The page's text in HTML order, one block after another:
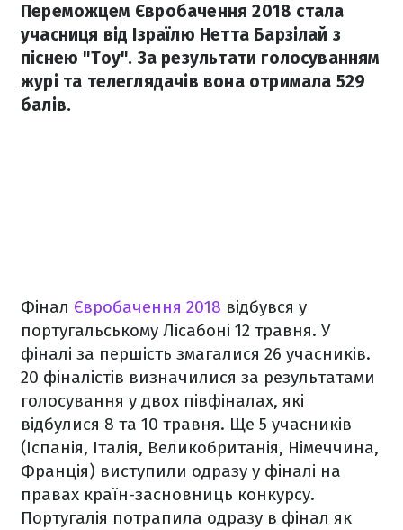
Переможцем Євробачення 2018 стала
учасниця від Ізраїлю Нетта Барзілай з
піснею "Toy". За результати голосуванням
журі та телеглядачів вона отримала 529
балів.
Фінал Євробачення 2018 відбувся у
португальському Лісабоні 12 травня. У
фіналі за першість змагалися 26 учасників.
20 фіналістів визначилися за результатами
голосування у двох півфіналах, які
відбулися 8 та 10 травня. Ще 5 учасників
(Іспанія, Італія, Великобританія, Німеччина,
Франція) виступили одразу у фіналі на
правах країн-засновниць конкурсу.
Португалія потрапила одразу в фінал як